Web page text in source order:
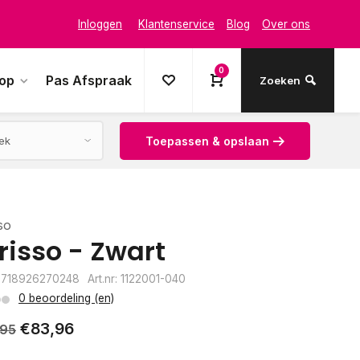
Inloggen Klantenservice Blog Over ons
Pas Afspraak
0
Zoeken
Toepassen & opslaan
- Zwart
Art.nr: 1122001-040
0 beoordeling (en)
€83,96